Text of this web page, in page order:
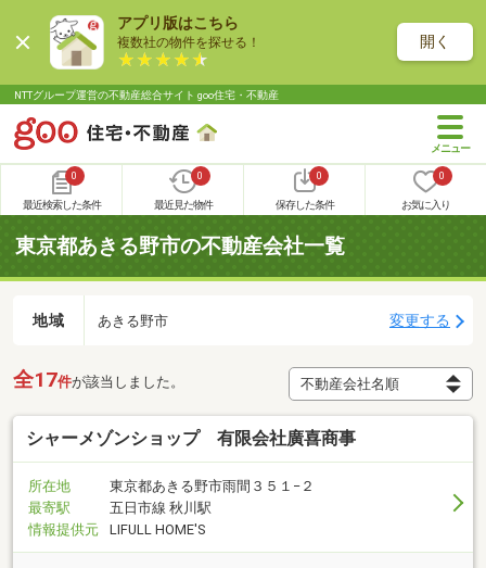
アプリ版はこちら
複数社の物件を探せる！ 開く
NTTグループ運営の不動産総合サイト goo住宅・不動産
0
最近検索した条件
0
最近見た物件
0
保存した条件
0
お気に入り
東京都あきる野市の不動産会社一覧
地域 あきる野市 変更する
全17件が該当しました。
シャーメゾンショップ 有限会社廣喜商事
所在地
東京都あきる野市雨間３５１−２
最寄駅
五日市線 秋川駅
情報提供元
LIFULL HOME'S